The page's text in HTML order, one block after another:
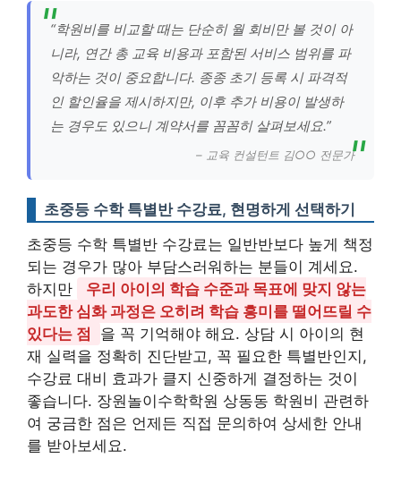
“학원비를 비교할 때는 단순히 월 회비만 볼 것이 아
니라, 연간 총 교육 비용과 포함된 서비스 범위를 파
악하는 것이 중요합니다. 종종 초기 등록 시 파격적
인 할인율을 제시하지만, 이후 추가 비용이 발생하
는 경우도 있으니 계약서를 꼼꼼히 살펴보세요.”
– 교육 컨설턴트 김○○ 전문가
초중등 수학 특별반 수강료, 현명하게 선택하기
초중등 수학 특별반 수강료는 일반반보다 높게 책정
되는 경우가 많아 부담스러워하는 분들이 계세요.
하지만
우리 아이의 학습 수준과 목표에 맞지 않는
과도한 심화 과정은 오히려 학습 흥미를 떨어뜨릴 수
있다는 점
을 꼭 기억해야 해요. 상담 시 아이의 현
재 실력을 정확히 진단받고, 꼭 필요한 특별반인지,
수강료 대비 효과가 클지 신중하게 결정하는 것이
좋습니다. 장원놀이수학학원 상동동 학원비 관련하
여 궁금한 점은 언제든 직접 문의하여 상세한 안내
를 받아보세요.